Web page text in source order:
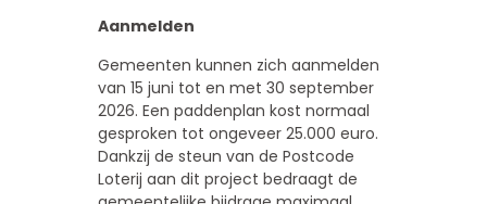
Aanmelden
Gemeenten kunnen zich aanmelden
van 15 juni tot en met 30 september
2026. Een paddenplan kost normaal
gesproken tot ongeveer 25.000 euro.
Dankzij de steun van de Postcode
Loterij aan dit project bedraagt de